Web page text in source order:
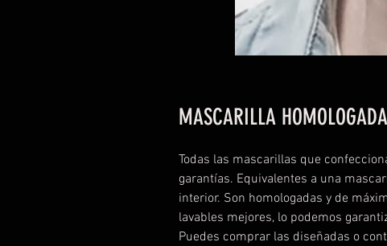
MASCARILLA
Todas las mascarillas que
garantías. Equivalentes a una
interior. Son homologadas y de
lavables mejores, lo podemos
Puedes comprar las diseñadas o